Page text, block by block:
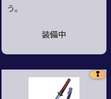
う。
装備中
❢